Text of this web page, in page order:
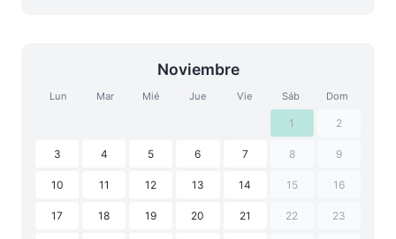
Noviembre
Lun Mar Mié Jue Vie Sáb Dom
1 2
3 4 5 6 7 8 9
10 11 12 13 14 15 16
17 18 19 20 21 22 23